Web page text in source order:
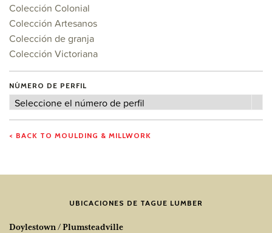
Colección Colonial
Colección Artesanos
Colección de granja
Colección Victoriana
NÚMERO DE PERFIL
Número
perfil
Seleccione el número de perfil
< BACK TO MOULDING & MILLWORK
UBICACIONES DE TAGUE LUMBER
Doylestown / Plumsteadville